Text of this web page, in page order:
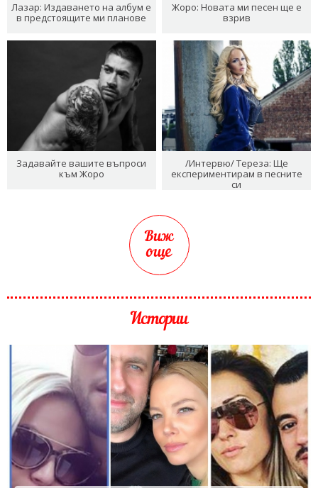
Лазар: Издаването на албум е
в предстоящите ми планове
Жоро: Новата ми песен ще е
взрив
Задавайте вашите въпроси
към Жоро
/Интервю/ Тереза: Ще
експериментирам в песните
си
Виж
още
Истории